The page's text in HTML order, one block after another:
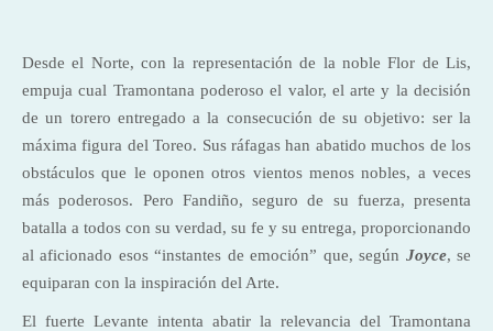
Desde el Norte, con la representación de la noble Flor de Lis,
empuja cual Tramontana poderoso el valor, el arte y la decisión
de un torero entregado a la consecución de su objetivo: ser la
máxima figura del Toreo. Sus ráfagas han abatido muchos de los
obstáculos que le oponen otros vientos menos nobles, a veces
más poderosos. Pero Fandiño, seguro de su fuerza, presenta
batalla a todos con su verdad, su fe y su entrega, proporcionando
al aficionado esos “instantes de emoción” que, según Joyce, se
equiparan con la inspiración del Arte.
El fuerte Levante intenta abatir la relevancia del Tramontana